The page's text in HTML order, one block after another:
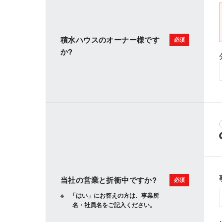
積水ハウスのオーナー様です
か?
当社の営業と折衝中ですか?
「はい」にお答えの方は、事業所
名・社員名をご記入ください。